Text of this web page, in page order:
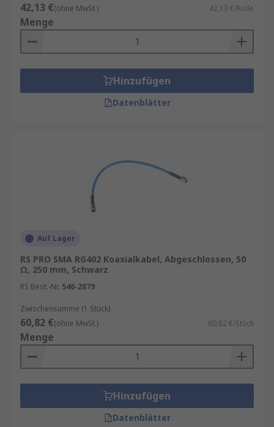
42,13 €(ohne MwSt.) 42,13 €/Rolle
Menge
Hinzufügen
Datenblätter
Auf Lager
RS PRO SMA RG402 Koaxialkabel, Abgeschlossen, 50
Ω, 250 mm, Schwarz
RS Best.-Nr. 546-2879
Zwischensumme (1 Stück)
60,82 €(ohne MwSt.) 60,82 €/Stück
Menge
Hinzufügen
Datenblätter